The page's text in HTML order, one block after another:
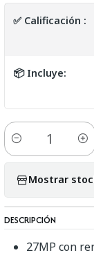
✅ Calificación :
📦 Incluye:
Cantidad
Mostrar
DESCRIPCIÓN
27MP con